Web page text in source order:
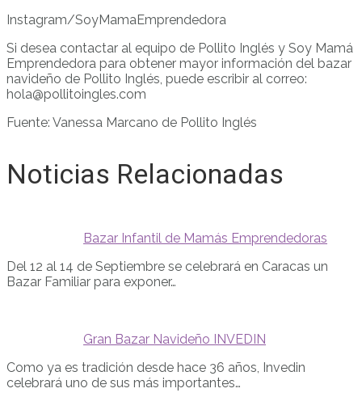
Instagram/SoyMamaEmprendedora
Si desea contactar al equipo de Pollito Inglés y Soy Mamá
Emprendedora para obtener mayor información del bazar
navideño de Pollito Inglés, puede escribir al correo:
hola@pollitoingles.com
Fuente: Vanessa Marcano de Pollito Inglés
Noticias Relacionadas
Bazar Infantil de Mamás Emprendedoras
Del 12 al 14 de Septiembre se celebrará en Caracas un
Bazar Familiar para exponer…
Gran Bazar Navideño INVEDIN
Como ya es tradición desde hace 36 años, Invedin
celebrará uno de sus más importantes…